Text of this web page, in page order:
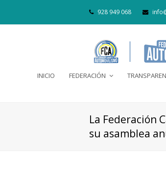
928 949 068
INICIO FEDERACIÓN
La Federación
su asamblea